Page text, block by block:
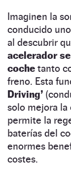
Imaginen la
conducido
al descubrir
acelerador
coche tanto
freno. Esta
Driving’
solo mejora
permite la
baterías del
enormes
costes.